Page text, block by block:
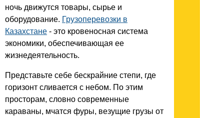
ночь движутся товары, сырье и
оборудование. Грузоперевозки в
Казахстане - это кровеносная система
экономики, обеспечивающая ее
жизнедеятельность.
Представьте себе бескрайние степи, где
горизонт сливается с небом. По этим
просторам, словно современные
караваны, мчатся фуры, везущие грузы от